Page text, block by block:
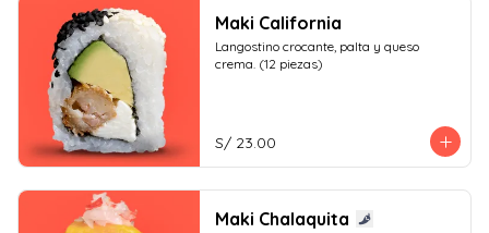
Maki California
Langostino crocante, palta y queso
crema. (12 piezas)
S/ 23.00
Maki Chalaquita